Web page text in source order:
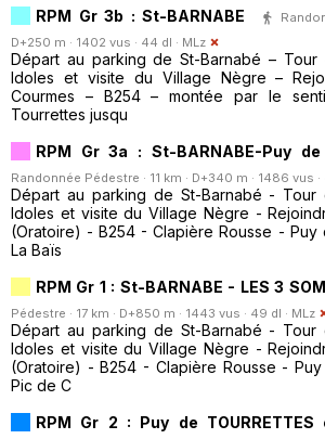
RPM Gr 3b : St-BARNABE
D+250 m · 1402 vus · 44 dl · MLz
Départ au parking de St-Barnabé – Tour
Idoles et visite du Village Nègre –
Courmes – B254 – montée par le
Tourrettes jusqu
RPM Gr 3a : St-BARNABE-Puy de
Randonnée Pédestre · 11 km · D+340 m · 1486 vus ·
Départ au parking de St-Barnabé - Tour
Idoles et visite du Village Nègre -
(Oratoire) - B254 - Clapière Rousse - Puy
La Baïs
RPM Gr 1 : St-BARNABE - LES 3
Pédestre · 17 km · D+850 m · 1443 vus · 49 dl · MLz
Départ au parking de St-Barnabé - Tour
Idoles et visite du Village Nègre -
(Oratoire) - B254 - Clapière Rousse -
Pic de C
RPM Gr 2 : Puy de TOURRETTES